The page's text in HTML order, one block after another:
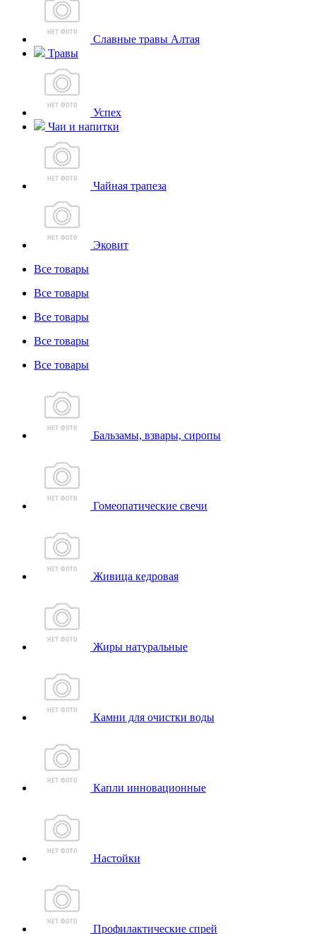
Славные травы Алтая
Травы
Успех
Чаи и напитки
Чайная трапеза
Эковит
Все товары
Все товары
Все товары
Все товары
Все товары
Бальзамы, взвары, сиропы
Гомеопатические свечи
Живица кедровая
Жиры натуральные
Камни для очистки воды
Капли инновационные
Настойки
Профилактические спрей